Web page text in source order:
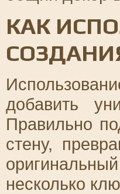
КАК
добавить
Правильно
стену,
несколько